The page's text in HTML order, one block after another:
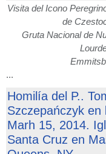
Visita del Icono
de
Gruta Nacional de
...
Homilía del P..
Szczepańczyk en
Marh 15, 2014.
Santa Cruz en